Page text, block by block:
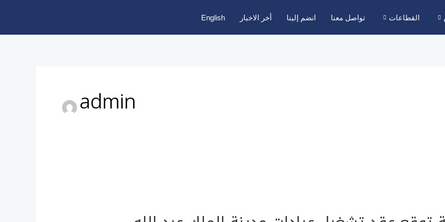
القطاعات تواصل معنا انضم إلينا أخر الاخبار English
admin